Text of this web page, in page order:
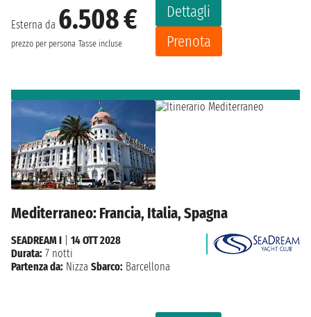
Esterna da 6.508 €
prezzo per persona Tasse incluse
Dettagli
Prenota
Mediterraneo: Francia, Italia, Spagna
SEADREAM I
14 OTT 2028
Durata: 7 notti
Partenza da: Nizza Sbarco: Barcellona